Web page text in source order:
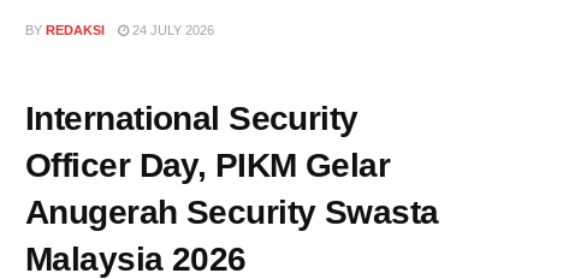
BY REDAKSI 24 JULY 2026
International Security
Officer Day, PIKM Gelar
Anugerah Security Swasta
Malaysia 2026